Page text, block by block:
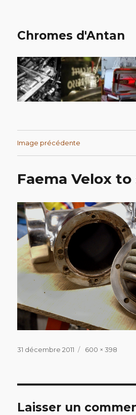
Chromes d'Antan
Image précédente
Faema Velox to
Publié
31 décembre 2011
Taille
600 × 398
Laisser un